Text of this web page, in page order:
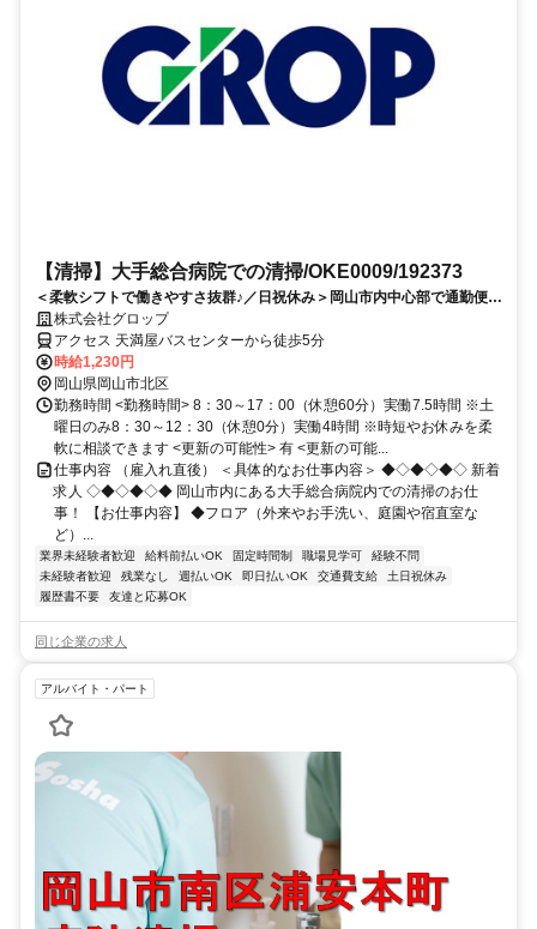
【清掃】大手総合病院での清掃/OKE0009/192373
＜柔軟シフトで働きやすさ抜群♪／日祝休み＞岡山市内中心部で通勤便利
♪シニア活躍中☆総合病院のお掃除！
株式会社グロップ
アクセス 天満屋バスセンターから徒歩5分
時給1,230円
岡山県岡山市北区
勤務時間 <勤務時間> 8：30～17：00（休憩60分）実働7.5時間 ※土
曜日のみ8：30～12：30（休憩0分）実働4時間 ※時短やお休みを柔
軟に相談できます <更新の可能性> 有 <更新の可能...
仕事内容 （雇入れ直後） ＜具体的なお仕事内容＞ ◆◇◆◇◆◇ 新着
求人 ◇◆◇◆◇◆ 岡山市内にある大手総合病院内での清掃のお仕
事！ 【お仕事内容】 ◆フロア（外来やお手洗い、庭園や宿直室な
ど）...
業界未経験者歓迎 給料前払いOK 固定時間制 職場見学可
経験不問
未経験者歓迎
残業なし 週払いOK 即日払いOK 交通費支給
土日祝休み
履歴書不要
友達と応募OK
同じ企業の求人
アルバイト・パート